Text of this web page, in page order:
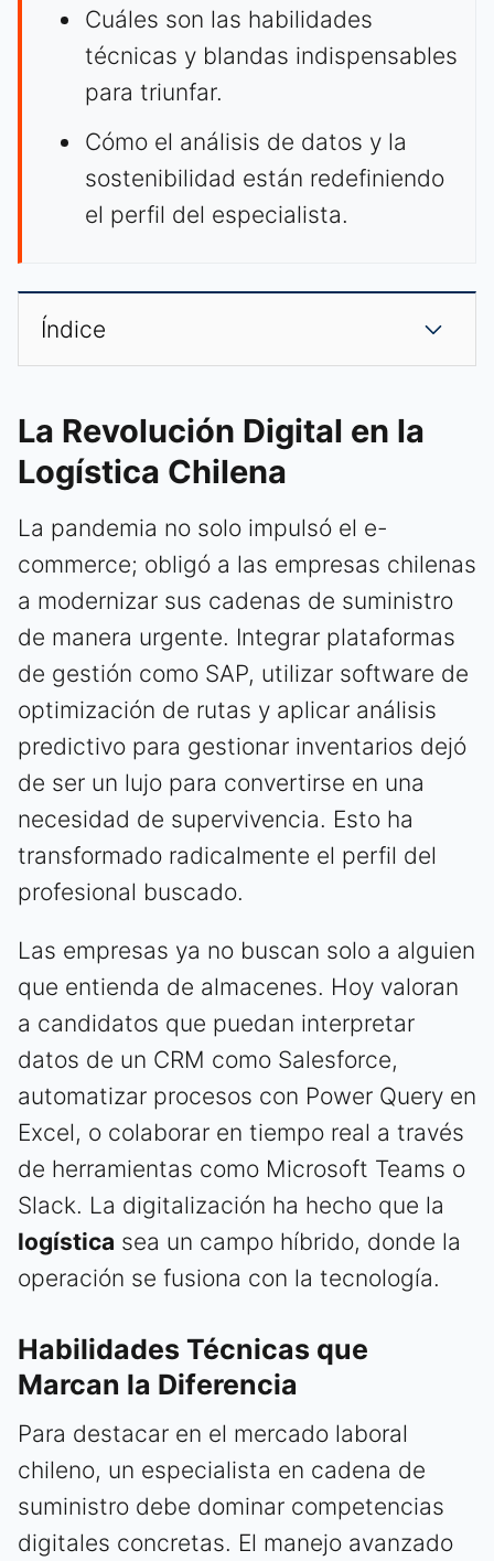
Cuáles son las habilidades
técnicas y blandas indispensables
para triunfar.
Cómo el análisis de datos y la
sostenibilidad están redefiniendo
el perfil del especialista.
Índice
La Revolución Digital en la
Logística Chilena
La pandemia no solo impulsó el e-
commerce; obligó a las empresas chilenas
a modernizar sus cadenas de suministro
de manera urgente. Integrar plataformas
de gestión como SAP, utilizar software de
optimización de rutas y aplicar análisis
predictivo para gestionar inventarios dejó
de ser un lujo para convertirse en una
necesidad de supervivencia. Esto ha
transformado radicalmente el perfil del
profesional buscado.
Las empresas ya no buscan solo a alguien
que entienda de almacenes. Hoy valoran
a candidatos que puedan interpretar
datos de un CRM como Salesforce,
automatizar procesos con Power Query en
Excel, o colaborar en tiempo real a través
de herramientas como Microsoft Teams o
Slack. La digitalización ha hecho que la
logística sea un campo híbrido, donde la
operación se fusiona con la tecnología.
Habilidades Técnicas que
Marcan la Diferencia
Para destacar en el mercado laboral
chileno, un especialista en cadena de
suministro debe dominar competencias
digitales concretas. El manejo avanzado